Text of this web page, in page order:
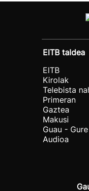
EITB taldea
EITB
Kirolak
Telebista
Primeran
Gaztea
Makusi
Guau - Gure
Audioa